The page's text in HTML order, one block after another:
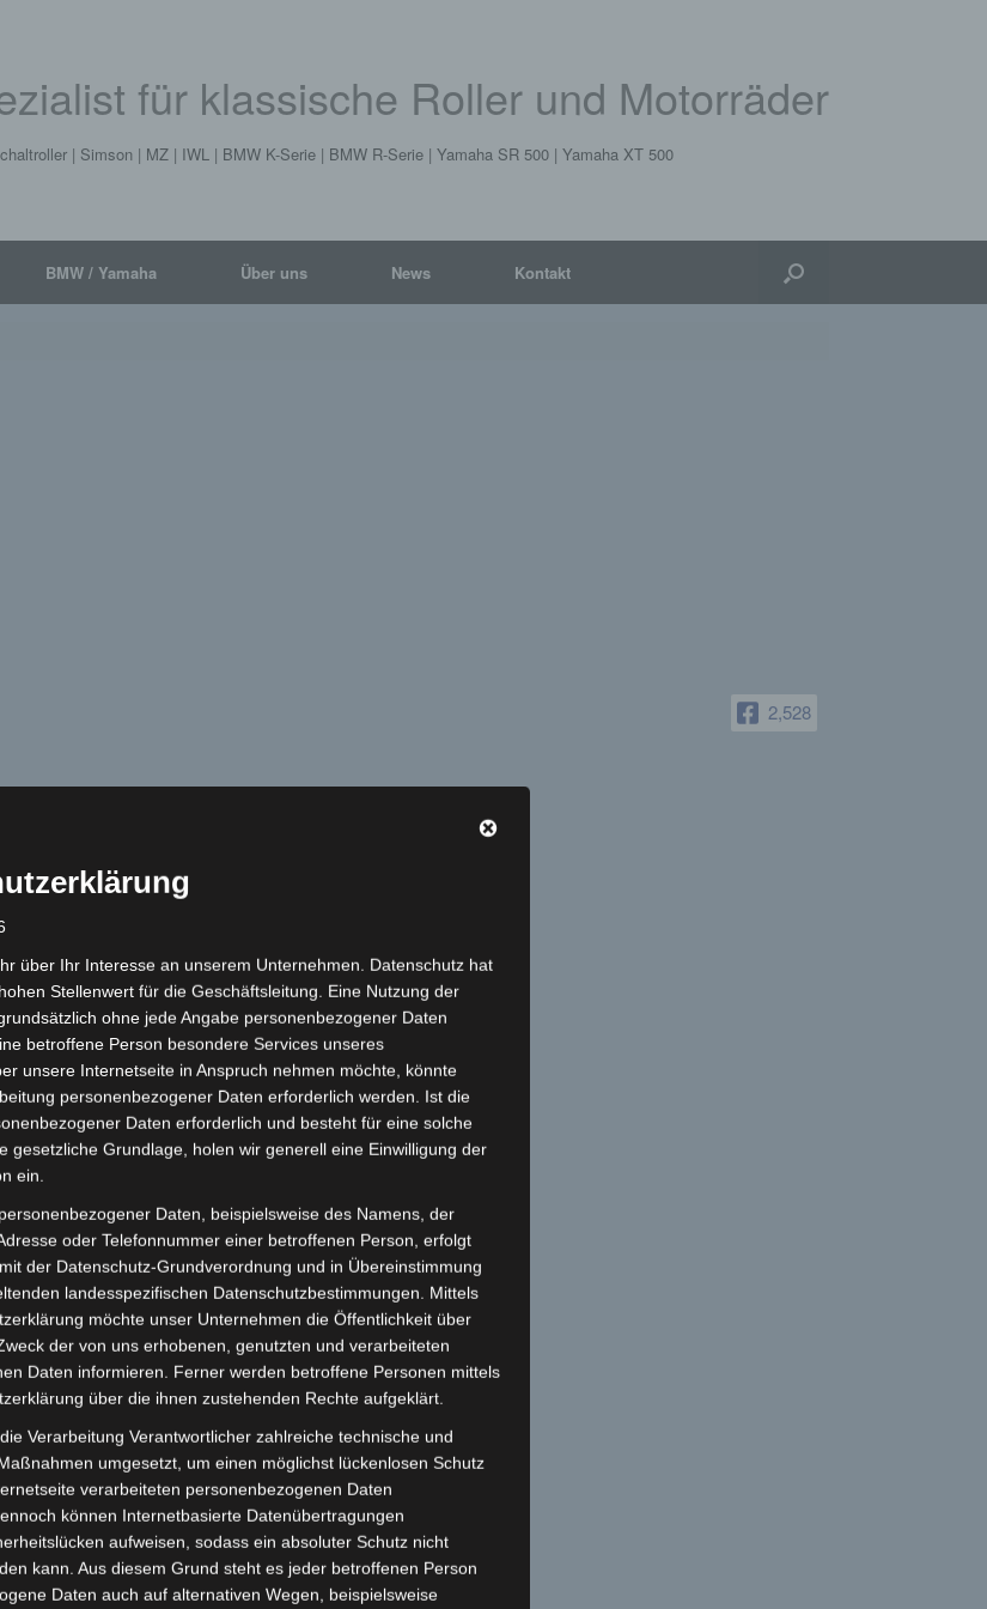
für klassische Roller und Motorräder
| Simson | MZ | IWL | BMW K-Serie | BMW R-Serie | Yamaha SR 500 | Yamaha XT 500
BMW / Yamaha Über uns News Kontakt
2,528
und BMW Klassikern
Verkauf im Kundenauftrag: Vespa P200E
3.800 Euro
Vespa P200E TÜV neu Top
www.kleinanzeigen.de
Wir verkaufen im Kundenauftrag eine Vespa
P200 mit schöner Patina. Der Roller ist seit
2021 bei uns...,Vespa P200E TÜV neu Top in
Hamburg - Hamburg Bahrenfeld
View on Facebook · Share
über Ihr Interesse an unserem Unternehmen. Datenschutz hat
Stellenwert für die Geschäftsleitung. Eine Nutzung der
ohne jede Angabe personenbezogener Daten
betroffene Person besondere Services unseres
unsere Internetseite in Anspruch nehmen möchte, könnte
personenbezogener Daten erforderlich werden. Ist die
Daten erforderlich und besteht für eine solche
gesetzliche Grundlage, holen wir generell eine Einwilligung der
ein.
Daten, beispielsweise des Namens, der
oder Telefonnummer einer betroffenen Person, erfolgt
der Datenschutz-Grundverordnung und in Übereinstimmung
landesspezifischen Datenschutzbestimmungen. Mittels
möchte unser Unternehmen die Öffentlichkeit über
der von uns erhobenen, genutzten und verarbeiteten
Daten informieren. Ferner werden betroffene Personen mittels
über die ihnen zustehenden Rechte aufgeklärt.
Verarbeitung Verantwortlicher zahlreiche technische und
umgesetzt, um einen möglichst lückenlosen Schutz
verarbeiteten personenbezogenen Daten
können Internetbasierte Datenübertragungen
aufweisen, sodass ein absoluter Schutz nicht
kann. Aus diesem Grund steht es jeder betroffenen Person
Daten auch auf alternativen Wegen, beispielsweise